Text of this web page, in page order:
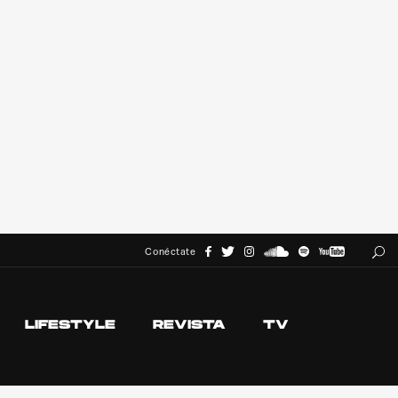
Conéctate
LIFESTYLE REVISTA TV